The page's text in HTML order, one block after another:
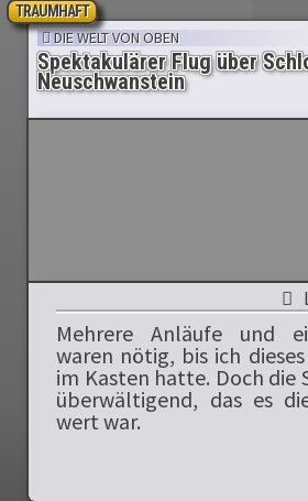
TRAUMHAFT
DIE WELT VON OBEN
Spektakulärer Flug über
Neuschwanstein
Mehrere Anläufe und
waren nötig, bis ich
im Kasten hatte. Doch die
überwältigend, das es
wert war.